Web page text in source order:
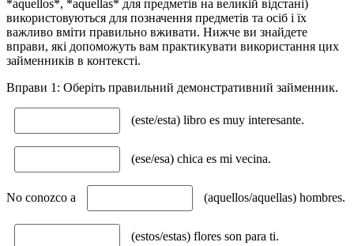
*aquellos*, *aquellas* для предметів на великій відстані)
використовуються для позначення предметів та осіб і їх
важливо вміти правильно вживати. Нижче ви знайдете
вправи, які допоможуть вам практикувати використання цих
займенників в контексті.
Вправи 1: Оберіть правильний демонстративний займенник.
(este/esta) libro es muy interesante.
(ese/esa) chica es mi vecina.
No conozco a (aquellos/aquellas) hombres.
(estos/estas) flores son para ti.